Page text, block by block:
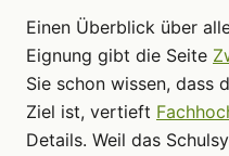
Einen Überblick über
Eignung gibt die Seite
Sie schon wissen, dass
Ziel ist, vertieft
Details. Weil das